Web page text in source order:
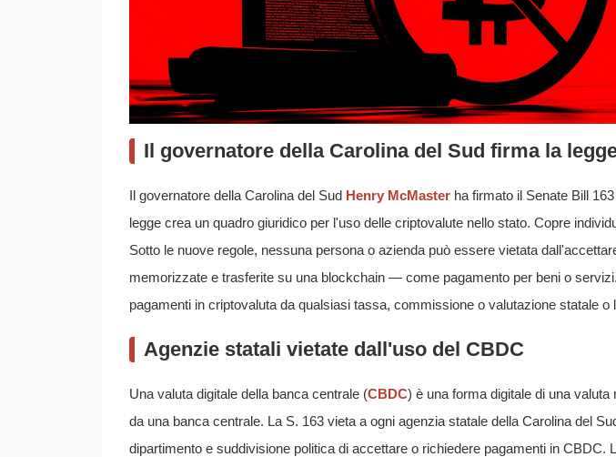
Il governatore della Carolina del Sud firma la
Il governatore della Carolina del Sud Henry McMaster ha firmato il Senate Bill
legge crea un quadro giuridico per l'uso delle criptovalute nello stato. Copre
Sotto le nuove regole, nessuna persona o azienda può essere vietata
memorizzate e trasferite su una blockchain — come pagamento per beni o
pagamenti in criptovaluta da qualsiasi tassa, commissione o valutazione statale o
Agenzie statali vietate dall'uso del CBDC
Una valuta digitale della banca centrale (CBDC) è una forma digitale di una
da una banca centrale. La S. 163 vieta a ogni agenzia statale della Carolina del
dipartimento e suddivisione politica di accettare o richiedere pagamenti in CBDC.